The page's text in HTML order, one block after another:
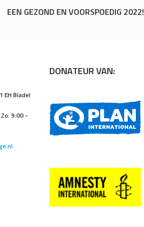
EEN GEZOND EN VOORSPOEDIG 2022!
EH Bladel
9:00 -
DONATEUR VAN: